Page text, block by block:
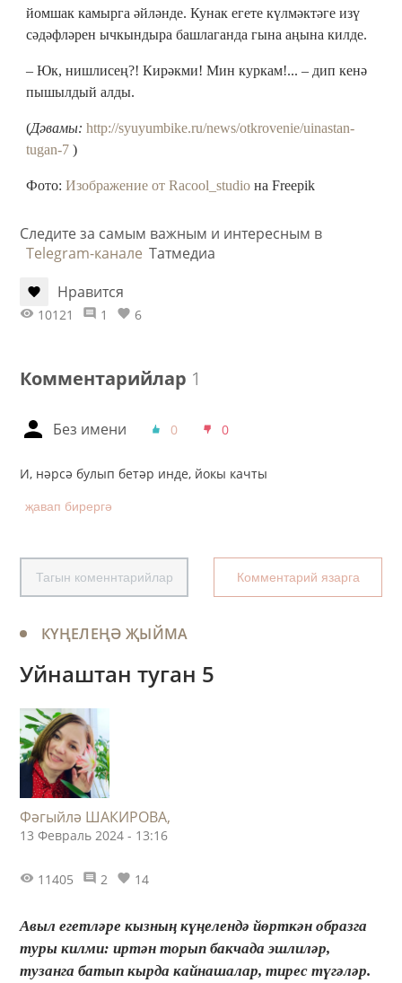
йомшак камырга әйләнде. Кунак егете күлмәктәге изү
сәдәфләрен ычкындыра башлаганда гына аңына килде.
– Юк, нишлисең?! Кирәкми! Мин куркам!... – дип кенә
пышылдый алды.
(Дәвамы: http://syuyumbike.ru/news/otkrovenie/uinastan-
tugan-7 )
Фото: Изображение от Racool_studio на Freepik
Следите за самым важным и интересным в
Telegram-канале Татмедиа
Нравится
10121 1 6
Комментарийлар 1
Без имени 0 0
И, нәрсә булып бетәр инде, йокы качты
җавап бирергә
Тагын коменнтарийлар Комментарий язарга
КҮҢЕЛЕҢӘ ҖЫЙМА
Уйнаштан туган 5
Фәгыйлә ШАКИРОВА,
13 Февраль 2024 - 13:16
11405 2 14
Авыл егетләре кызның күңелендә йөрткән образга
туры килми: иртән торып бакчада эшлиләр,
тузанга батып кырда кайнашалар, тирес түгәләр.